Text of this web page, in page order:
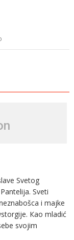
Svеtоg
Sveti
i majke
Кaо mladić
svojim